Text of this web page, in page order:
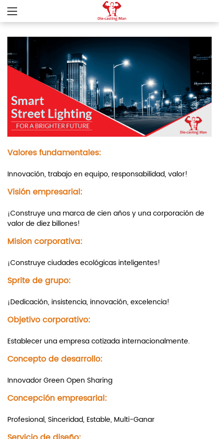
Valores fundamentales:
Innovación, trabajo en equipo, responsabilidad, valor!
Visión empresarial:
¡Construye una marca de cien años y una corporación de
valor de diez billones!
Mision corporativa:
¡Construye ciudades ecológicas inteligentes!
Sprite de grupo:
¡Dedicación, insistencia, innovación, excelencia!
Objetivo corporativo:
Establecer una empresa cotizada internacionalmente.
Concepto de desarrollo:
Innovador Green Open Sharing
Concepción empresarial:
Profesional, Sinceridad, Estable, Multi-Ganar